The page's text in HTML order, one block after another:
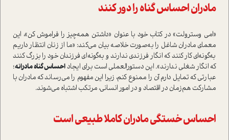
مادران احساس گناه را دور کنند
«امی وسترولت» در کتاب خود با عنوان «داشتن همه‌چیز را فراموش کن»، این
معمای مادران شاغل را به‌صورت خلاصه بیان می‌کند: «ما از زنان انتظار داریم
به‌گونه‌ای کار کنند که انگار فرزندی ندارند و به‌گونه‌ای فرزندان خود را بزرگ کنند
که انگار شغلی ندارند». این دستورالعملی ا‌ست برای ایجاداحساس گناه مادرانه؛
عبارتی که تمایل دارم آن را ممنوع کنم، زیرا این مفهوم را می‌رساند که مادران با
مشارکت هم‌زمان در اقتصاد و در امور انسانی، مرتکب اشتباه می‌شوند.
احساس خستگی مادران کاملا طبیعی ا‌ست